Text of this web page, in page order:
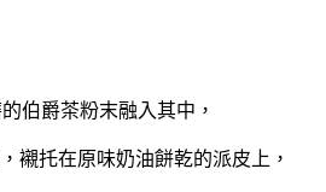
伯爵茶粉末融入其中，
襯托在原味奶油餅乾的派皮上，